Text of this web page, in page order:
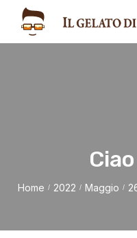
Home / 2022 / Maggio /